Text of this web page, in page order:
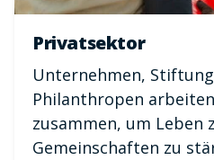
Privatsektor
Unternehmen,
Philanthropen
zusammen, um Leben
Gemeinschaften zu